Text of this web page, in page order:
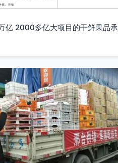
亿 2000多亿大项目的干鲜果品